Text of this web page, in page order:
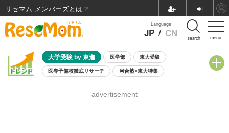
menu
Language
JP / CN search
大学受験 by 東進 医学部 東大受験
医専予備校徹底リサーチ 河合塾×東大特集
8月開催学校説明会・相談会
advertisement
リセマム メンバーズ